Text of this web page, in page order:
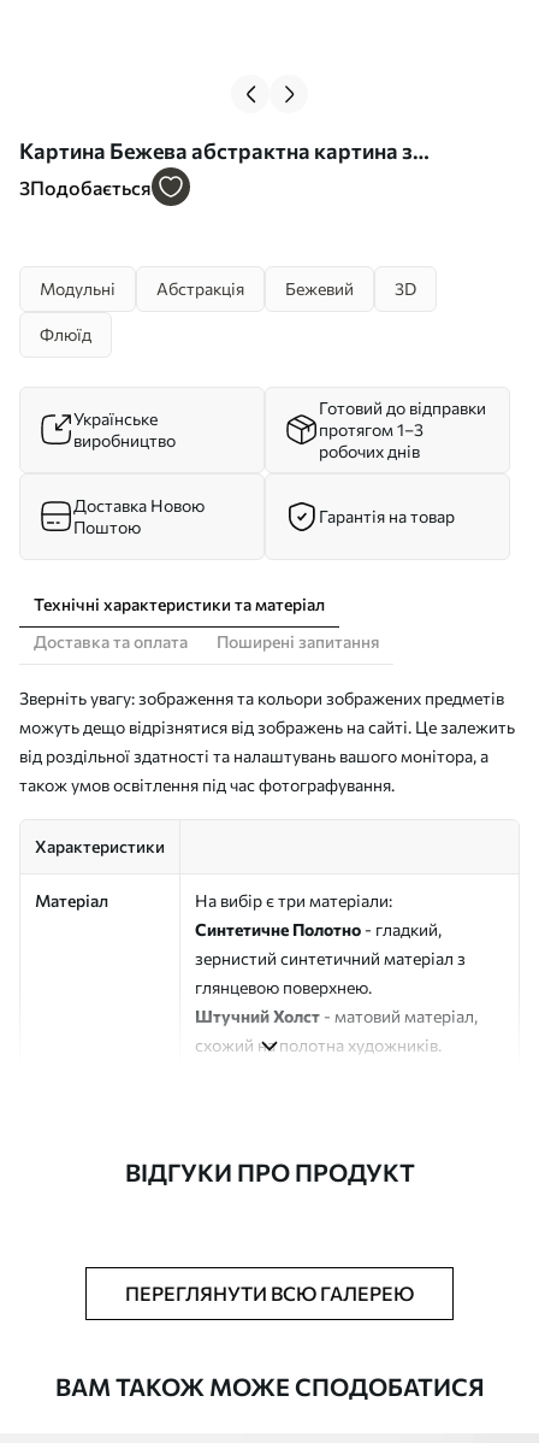
Картина Бежева абстрактна картина з
рельєфною фактурою, плавними лініями та
3Подобається
Модульні Абстракція Бежевий 3D
Флюїд
Українське
виробництво
Готовий до відправки
протягом 1–3
робочих днів
Доставка Новою
Поштою
Гарантія на товар
Технічні характеристики та матеріал
Доставка та оплата
Поширені запитання
Зверніть увагу: зображення та кольори зображених предметів
можуть дещо відрізнятися від зображень на сайті. Це залежить
від роздільної здатності та налаштувань вашого монітора, а
також умов освітлення під час фотографування.
Характеристики
Матеріал
На вибір є три матеріали:
Синтетичне Полотно - гладкий,
зернистий синтетичний матеріал з
глянцевою поверхнею.
Штучний Холст - матовий матеріал,
схожий на полотна художників.
Додатково Можна додати лакове покриття.
ВІДГУКИ ПРО ПРОДУКТ
ПЕРЕГЛЯНУТИ ВСЮ ГАЛЕРЕЮ
ВАМ ТАКОЖ МОЖЕ СПОДОБАТИСЯ